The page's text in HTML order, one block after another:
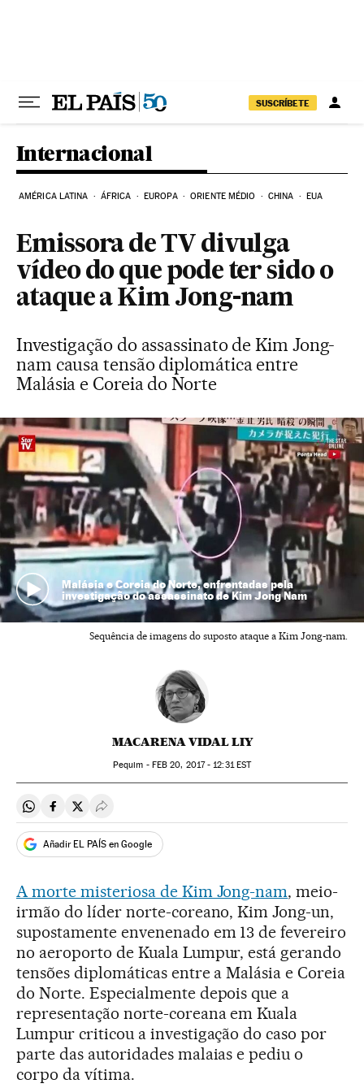
SUSCRÍBETE
Internacional
AMÉRICA LATINA ÁFRICA EUROPA ORIENTE MÉDIO CHINA EUA
Emissora de TV divulga
vídeo do que pode ter sido o
ataque a Kim Jong-nam
Investigação do assassinato de Kim Jong-
nam causa tensão diplomática entre
Malásia e Coreia do Norte
Malásia e Coreia do Norte, enfrentadas pela
investigação do assassinato de Kim Jong Nam
Sequência de imagens do suposto ataque a Kim Jong-nam.
MACARENA VIDAL LIY
Pequim - FEB 20, 2017 - 12:31EST
Compartir en Whatsapp
Compartir en Facebook
Compartir en Twitter
Desplegar Redes Sociales
Añadir EL PAÍS en Google
A morte misteriosa de Kim Jong-nam, meio-
irmão do líder norte-coreano, Kim Jong-un,
supostamente envenenado em 13 de fevereiro
no aeroporto de Kuala Lumpur, está gerando
tensões diplomáticas entre a Malásia e Coreia
do Norte. Especialmente depois que a
representação norte-coreana em Kuala
Lumpur criticou a investigação do caso por
parte das autoridades malaias e pediu o
corpo da vítima.